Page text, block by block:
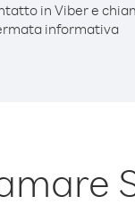
in Viber e
informativa